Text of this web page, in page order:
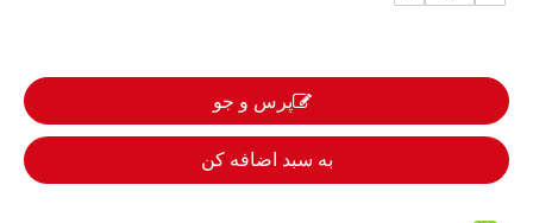
پرس و جو
به سبد اضافه کن